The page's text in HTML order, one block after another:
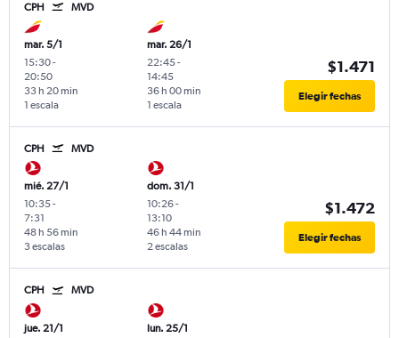
CPH MVD
mar. 5/1
15:30-
20:50
1 escala
33 h 20 min
mar. 26/1
22:45-
14:45
1 escala
36 h 00 min
$1.471
Elegir fechas
CPH MVD
mié. 27/1
10:35-
7:31
3 escalas
48 h 56 min
dom. 31/1
10:26-
13:10
2 escalas
46 h 44 min
$1.472
Elegir fechas
CPH MVD
jue. 21/1
lun. 25/1